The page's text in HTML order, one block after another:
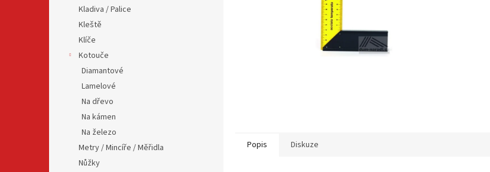
Kladiva / Palice
Kleště
Klíče
Kotouče
Diamantové
Lamelové
Na dřevo
Na kámen
Na železo
Metry / Mincíře / Měřidla
Nůžky
Popis Diskuze